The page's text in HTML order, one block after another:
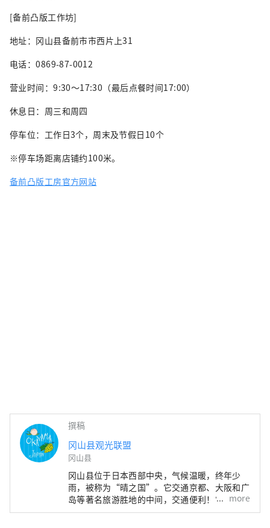
[备前凸版工作坊]
地址：冈山县备前市市西片上31
电话：0869-87-0012
营业时间：9:30～17:30（最后点餐时间17:00）
休息日：周三和周四
停车位：工作日3个，周末及节假日10个
※停车场距离店铺约100米。
备前凸版工房官方网站
撰稿
冈山县观光联盟
冈山县
冈山县位于日本西部中央，气候温暖，终年少
雨，被称为“晴之国”。它交通京都、大阪和广
岛等著名旅游胜地的中间，交通便利！它也是经
由濑户通往四国的门户。 冈山县也被称为“水
more